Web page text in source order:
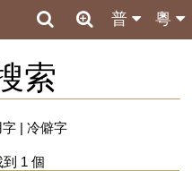
粵
普
索
| 冷僻字
到 1 個